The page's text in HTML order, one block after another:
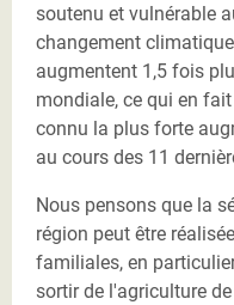
soutenu et vulnérable
changement
augmentent 1,5 fois
mondiale, ce qui en
connu la plus forte
au cours des 11
Nous pensons que la
région peut être
familiales, en
sortir de l'agriculture